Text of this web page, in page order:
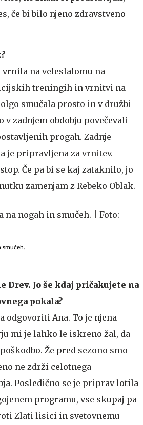
če bi bilo njeno zdravstveno
vrnila na veleslalomu na
treningih in vrnitvi na
smučala prosto in v družbi
v zadnjem obdobju povečevali
progah. Zadnje
je pripravljena za vrnitev.
Če pa bi se kaj zataknilo, jo
zamenjam z Rebeko Oblak.
smučeh.
Drev. Jo še kdaj pričakujete na
pokala?
odgovoriti Ana. To je njena
mi je lahko le iskreno žal, da
Že pred sezono smo
ne zdrži celotnega
Posledično se je priprav lotila
programu, vse skupaj pa
Zlati lisici in svetovnemu